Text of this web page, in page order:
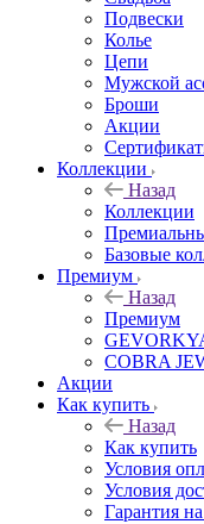
Подвески
Колье
Цепи
Мужской
Броши
Акции
Коллекции
Назад
Коллекции
Базовые
Премиум
Назад
Премиум
COBRA
Акции
Как купить
Назад
Как купить
Условия
Условия
Гарантия